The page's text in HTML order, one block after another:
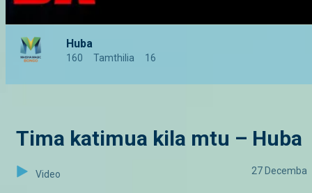
Huba
160 Tamthilia 16
Tima katimua kila mtu – Huba
Video 27 Decemba